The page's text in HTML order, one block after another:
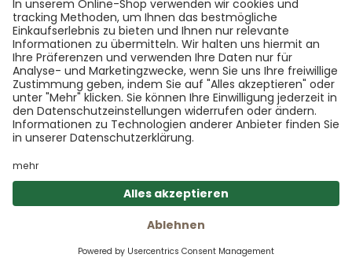
mehr lesen...
Entdecke die Kokosöl Wirkung. Jean&Len
erklärt die Beautygeheimnisse der
Powernuss - Hier mehr erfahren!